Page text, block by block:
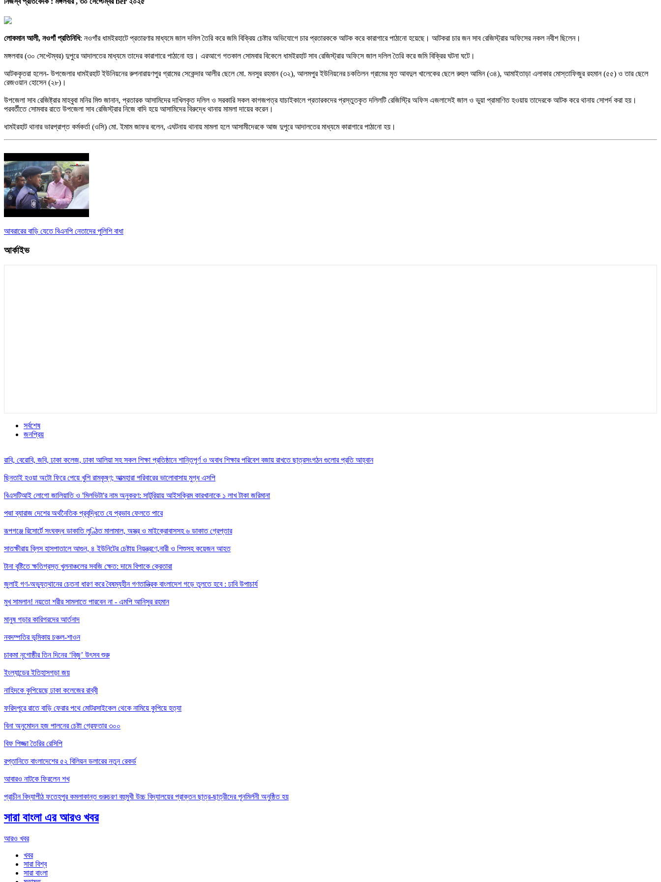
লোকমান আলী, নওগাঁ প্রতিনিধি: নওগাঁর ধামইরহাটে প্রতারণার মাধ্যমে জাল দলিল তৈরি করে জমি বিক্রিয় চেষ্টার অভিযোগে চার প্রতারককে আটক করে কারাগারে পাঠানো হয়েছে। আটকরা চার জন সাব রেজিস্ট্রার অফিসের নকল নবীশ ছিলেন।
মঙ্গলবার (৩০ সেপ্টেম্বর) দুপুরে আদালতের মাধ্যমে তাদের কারাগারে পাঠানো হয়। এরআগে গতকাল সোমবার বিকেলে ধামইরহাট সাব রেজিস্ট্রার অফিসে জাল দলিল তৈরি করে জমি বিক্রির ঘটনা ঘটে।
আটককৃতরা হলেন- উপজেলার ধামইরহাট ইউনিয়নের রুপনারায়ণপুর গ্রামের সেকেন্দার আলীর ছেলে মো. মনসুর রহমান (৩২), আলমপুর ইউনিয়নের চকতিলন গ্রামের মৃত আবদুল খালেকের ছেলে রুহুল আমিন (৩৪), আমাইতাড়া এলাকার মোস্তাফিজুর রহমান (৫৫) ও তার ছেলে
রেজওয়ান হোসেন (২৮)।
উপজেলা সাব রেজিষ্ট্রার মাহবুবা মনির মিশু জানান, প্রতারক আসামিদের দাখিলকৃত দলিল ও সরকারি সকল কাগজপত্র যাচাইকালে প্রতারকদের প্রস্তুতকৃত দলিলটি রেজিস্ট্রি অফিস এজলাসেই জাল ও ভুয়া প্রামাণিত হওয়ায় তাদেরকে আটক করে থানায় সোপর্দ করা হয়।
পরবর্তীতে সোমবার রাতে উপজেলা সাব রেজিস্ট্রার নিজে বাদি হয়ে আসামিদের বিরুদ্ধে থানায় মামলা দায়ের করেন।
ধামইরহাট থানার ভারপ্রাপ্ত কর্মকর্তা (ওসি) মো. ইমাম জাফর বলেন, এঘটনায় থানায় মামলা হলে আসামীদেরকে আজ দুপুরে আদালতের মাধ্যমে কারাগারে পাঠানো হয়।
আবরারের বাড়ি যেতে বিএনপি নেতাদের পুলিশি বাধা
আর্কাইভ
সর্বশেষ
জনপ্রিয়
রাবি, বেরোবি, জবি, ঢাকা কলেজ, ঢাকা আলিয়া সহ সকল শিক্ষা প্রতিষ্ঠানে শান্তিপূর্ণ ও অবাধ শিক্ষার পরিবেশ বজায় রাখতে ছাত্রসংগঠন গুলোর প্রতি আহ্বান
ছিনতাই হওয়া অটো ফিরে পেয়ে খুশি রামকৃষ্ণ; আত্মহারা পরিবারের ভালোবাসায় মুগ্ধ এসপি
বিএসটিআই লোগো জালিয়াতি ও 'মিলভিটা'র নাম অনুকরণ: সাটুরিয়ায় আইসক্রিম কারখানাকে ১ লাখ টাকা জরিমানা
পদ্মা ব্যারাজ দেশের অর্থনৈতিক প্রবৃদ্ধিতে যে প্রভাব ফেলতে পারে
রূপগঞ্জে রিসোর্টে সংঘবদ্ধ ডাকাতি লুণ্ঠিত মালামাল, অস্ত্র ও মাইক্রোবাসসহ ৬ ডাকাত গ্রেপ্তার
সাতক্ষীরায় ব্লিস হাসপাতালে আগুন, ৪ ইউনিটের চেষ্টায় নিয়ন্ত্রণে,নারী ও শিশুসহ কয়েজন আহত
টানা বৃষ্টিতে ক্ষতিগ্রস্ত খুলনাঞ্চলের সবজি ক্ষেত: দামে বিপাকে ক্রেতারা
জুলাই গণ-অভ্যুত্থানের চেতনা ধারণ করে বৈষম্যহীন গণতান্ত্রিক বাংলাদেশ গড়ে তুলতে হবে : ঢাবি উপাচার্য
মুখ সামলান! নয়তো শরীর সামলাতে পারবেন না - এমপি আনিসুর রহমান
মানুষ গড়ার কারিগরদের আর্তনাদ
নবদম্পতির ভূমিকায় চঞ্চল-শাওন
চাকমা নৃগোষ্ঠীর তিন দিনের ‘বিজু’ উৎসব শুরু
ইংল্যান্ডের ইতিহাসগড়া জয়
নাহিদকে কুপিয়েছে ঢাকা কলেজের রাব্বী
ফরিদপুরে রাতে বাড়ি ফেরার পথে মোটরসাইকেল থেকে নামিয়ে কুপিয়ে হত্যা
বিনা অনুমোদন হজ পালনের চেষ্টা গ্রেফতার ৩০০
বিফ পিজ্জা তৈরির রেসিপি
রপ্তানিতে বাংলাদেশের ৫২ বিলিয়ন ডলারের নতুন রেকর্ড
আবারও নাটকে ফিরলেন শখ
প্রাচীন বিদ্যাপীঠ ফতেহপুর কমলাকান্ত গুরুচরণ বহুমুখী উচ্চ বিদ্যালয়ের প্রাক্তন ছাত্র-ছাত্রীদের পূনমির্লনী অনুষ্ঠিত হয়
সারা বাংলা এর আরও খবর
আরও খবর
খবর
সারা বিশ্ব
সারা বাংলা